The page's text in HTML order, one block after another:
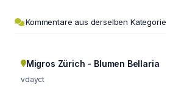
Kommentare aus derselben Kategorie
Migros Zürich - Blumen Bellaria
vdayct